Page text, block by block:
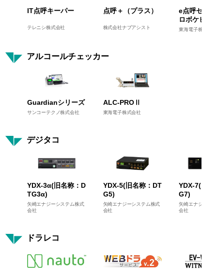
IT点呼キーパー
テレニシ株式会社
点呼＋（プラス）
株式会社ナブアシスト
e点呼セル
ロボケビー
東海電子株式会社
アルコールチェッカー
Guardianシリーズ
サンコーテクノ株式会社
ALC-PROⅡ
東海電子株式会社
デジタコ
YDX-3α(旧名称：D
TG3α)
矢崎エナジーシステム株式
会社
YDX-5(旧名称：DT
G5)
矢崎エナジーシステム株式
会社
YDX-7(旧名
G7)
矢崎エナジーシ
会社
ドラレコ